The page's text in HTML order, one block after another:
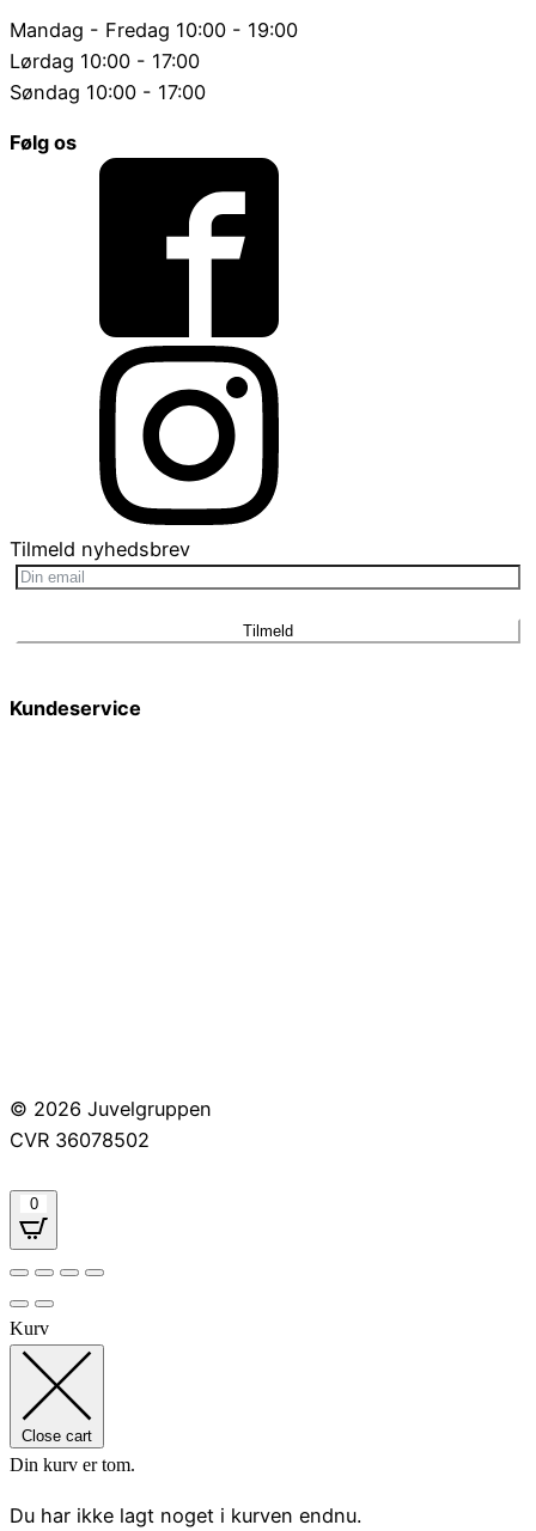
Mandag - Fredag 10:00 - 19:00
Lørdag 10:00 - 17:00
Søndag 10:00 - 17:00
Følg os
Tilmeld nyhedsbrev
Tilmeld
Kundeservice
© 2026 Juvelgruppen
CVR 36078502
0
Kurv
Close cart
Din kurv er tom.
Du har ikke lagt noget i kurven endnu.